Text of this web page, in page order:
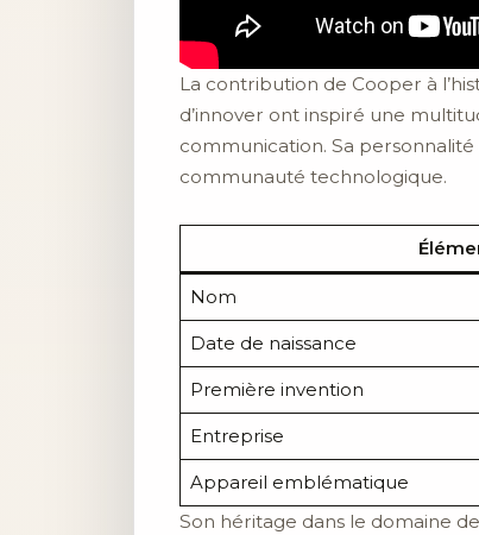
La contribution de Cooper à
d’innover ont inspiré une
communication. Sa
communauté technologique.
Nom
Date de naissance
Première invention
Entreprise
Appareil emblématique
Son héritage dans le domaine